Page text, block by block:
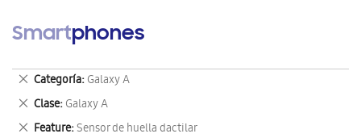
Smartphones
Categoría Galaxy A
Eliminar
este
artículo
Clase Galaxy A
Eliminar
este
Feature Sensor de huella dactilar
Eliminar